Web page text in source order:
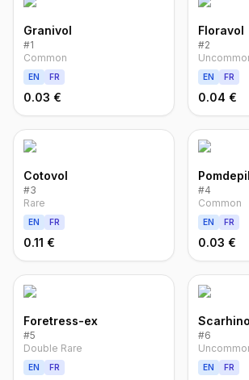
Granivol
#1
Common
EN FR
0.03 €
Floravol
#2
EN FR
0.04 €
Cotovol
#3
Rare
EN FR
0.11 €
#4
Common
EN FR
0.03 €
Foretress-ex
#5
Double Rare
EN FR
Scarhino
#6
EN FR